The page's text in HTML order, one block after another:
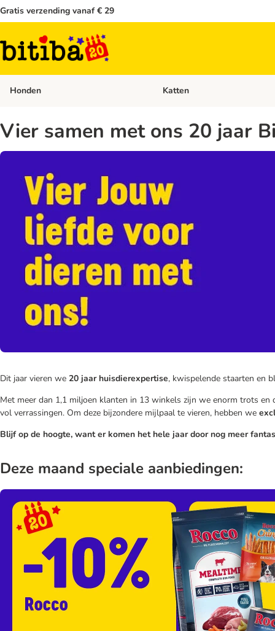
Gratis verzending vanaf € 29
Honden Open categoriemenu: Honden
Katten
Vier samen met ons 20 jaar
Dit jaar vieren we 20 jaar huisdierexpertise, kwispelende staarten en
Met meer dan 1,1 miljoen klanten in 13 winkels zijn we enorm trots en
vol verrassingen. Om deze bijzondere mijlpaal te vieren, hebben we
Blijf op de hoogte, want er komen het hele jaar door nog meer
Deze maand speciale aanbiedingen: